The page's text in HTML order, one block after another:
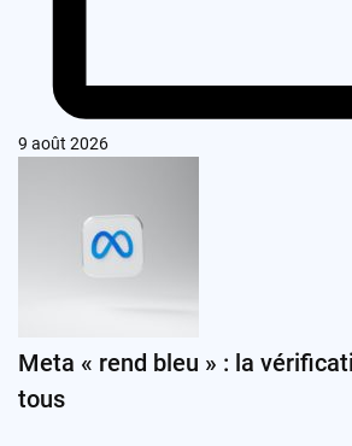
9 août 2026
Meta « rend bleu » : la
tous